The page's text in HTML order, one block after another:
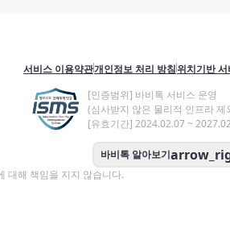
서비스 이용약관개인정보 처리 방침위치기반
[인증범위] 바비톡 서비스 운영
(심사받지 않은 물리적 인프라 제
[유효기간] 2024.02.07 ~
바비톡 알아보기
대해 책임을 지지 않습니다.